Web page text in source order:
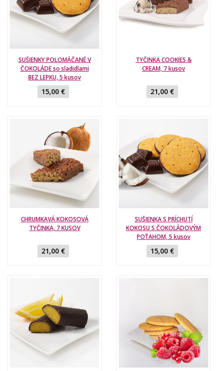
SUŠIENKY POLOMÁČANÉ V
ČOKOLÁDE so sladidlami
BEZ LEPKU, 5 kusov
15,00 €
TYČINKA COOKIES &
CREAM, 7 kusov
21,00 €
CHRUMKAVÁ KOKOSOVÁ
TYČINKA, 7 KUSOV
21,00 €
SUŠIENKA S PRÍCHUTÍ
KOKOSU S ČOKOLÁDOVÝM
POŤAHOM, 5 kusov
15,00 €